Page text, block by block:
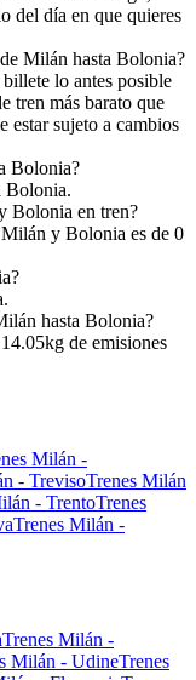
del día en que quieres
Milán hasta Bolonia?
billete lo antes posible
tren más barato que
estar sujeto a cambios
Bolonia?
Bolonia.
Bolonia en tren?
y Bolonia es de 0
hasta Bolonia?
de emisiones
Milán -
- TrevisoTrenes Milán
- TrentoTrenes
Trenes Milán -
Trenes Milán -
Milán - UdineTrenes